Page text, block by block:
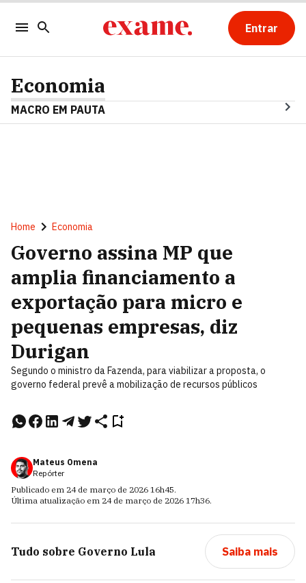
Entrar
Economia
MACRO EM PAUTA
Home Economia
Governo assina MP que
amplia financiamento a
exportação para micro e
pequenas empresas, diz
Durigan
Segundo o ministro da Fazenda, para viabilizar a proposta, o
governo federal prevê a mobilização de recursos públicos
Mateus Omena
Repórter
Publicado em 24 de março de 2026 16h45.
Última atualização em 24 de março de 2026 17h36.
Tudo sobre Governo Lula Saiba mais